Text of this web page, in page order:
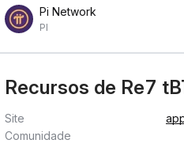
Pi Network
PI
Recursos de Re7
Site
Comunidade